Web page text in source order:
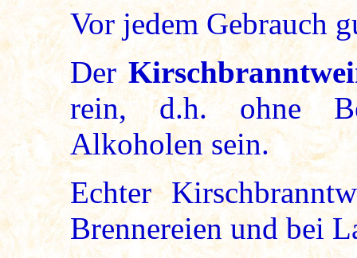
Vor jedem Gebrauch
Der
rein, d.h. ohne
Alkoholen sein.
Echter
Brennereien und bei